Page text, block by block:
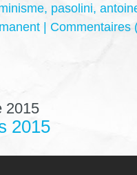
, pasolini,
| Commentaires
2015
2015